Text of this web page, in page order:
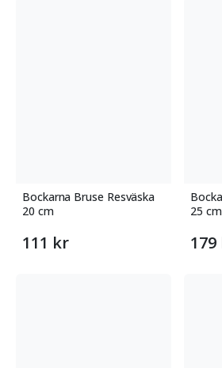
Bockarna Bruse Resväska
20 cm
111 kr
25 cm